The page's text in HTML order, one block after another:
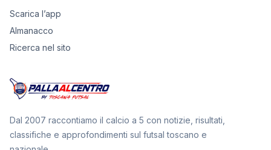
Scarica l’app
Almanacco
Ricerca nel sito
Dal 2007 raccontiamo il calcio a 5 con notizie, risultati,
classifiche e approfondimenti sul futsal toscano e